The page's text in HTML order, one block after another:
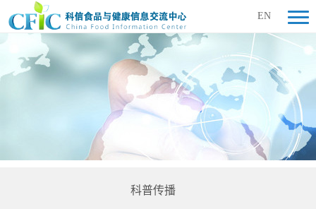
EN
科普传播